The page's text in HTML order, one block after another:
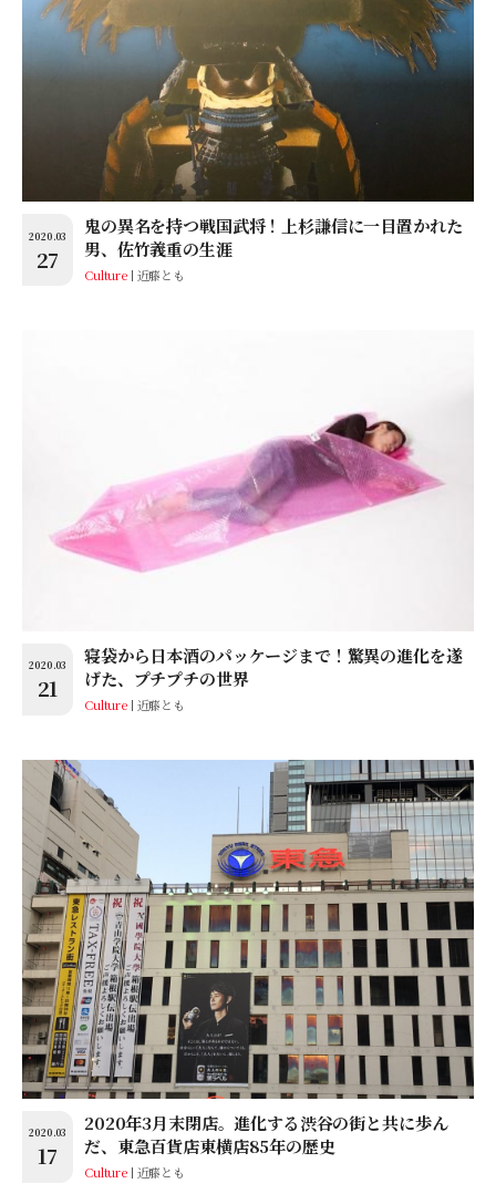
2020.03
27
鬼の異名を持つ戦国武将！上杉謙信に一目置かれた
男、佐竹義重の生涯
Culture 近藤とも
2020.03
21
寝袋から日本酒のパッケージまで！驚異の進化を遂
げた、プチプチの世界
Culture 近藤とも
2020.03
17
2020年3月末閉店。進化する渋谷の街と共に歩ん
だ、東急百貨店東横店85年の歴史
Culture 近藤とも